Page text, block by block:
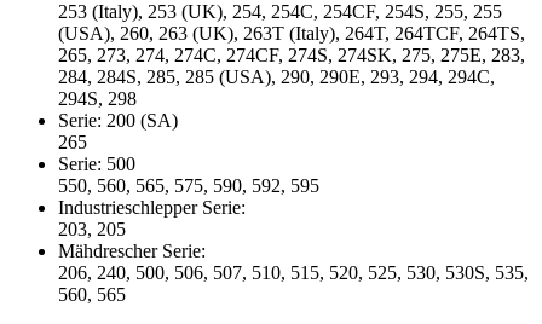
253 (Italy), 253 (UK), 254, 254C, 254CF, 254S, 255, 255
(USA), 260, 263 (UK), 263T (Italy), 264T, 264TCF, 264TS,
265, 273, 274, 274C, 274CF, 274S, 274SK, 275, 275E, 283,
284, 284S, 285, 285 (USA), 290, 290E, 293, 294, 294C,
294S, 298
Serie: 200 (SA)
265
Serie: 500
550, 560, 565, 575, 590, 592, 595
Industrieschlepper Serie:
203, 205
Mähdrescher Serie:
206, 240, 500, 506, 507, 510, 515, 520, 525, 530, 530S, 535,
560, 565